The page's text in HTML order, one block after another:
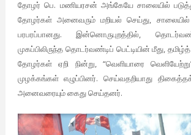
தோழர் பெ. மணியரசன் அங்கேயே சாலையில்
தோழர்கள் அனைவரும் மறியல் செய்து,
பரபரப்பானது. இன்னொருபுறத்தில்,
முகப்பிலிருந்த தொடர்வண்டிப் பெட்டியின் மீது,
தோழர்கள் ஏறி நின்று, “வெளியாரை
முழக்கங்கள் எழுப்பினர். செய்வதறியாது
அனைவரையும் கைது செய்தனர்.